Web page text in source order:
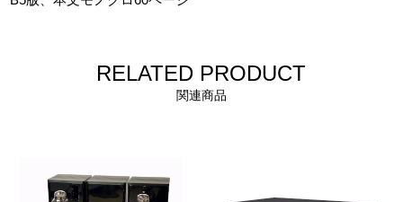
RELATED PRODUCT
関連商品